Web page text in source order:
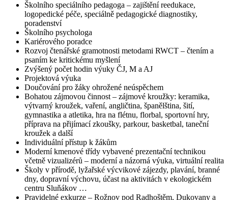
Školního speciálního pedagoga – zajištění reedukace,
logopedické péče, speciálně pedagogické diagnostiky,
poradenství
Školního psychologa
Kariérového poradce
Rozvoj čtenářské gramotnosti metodami RWCT – čtením a
psaním ke kritickému myšlení
Zvýšený počet hodin výuky ČJ, M a AJ
Projektová výuka
Doučování pro žáky ohrožené neúspěchem
Bohatou zájmovou činnost – zájmové kroužky: keramika,
výtvarný kroužek, vaření, angličtina, španělština, šití,
gymnastika a atletika, hra na flétnu, florbal, sportovní hry,
příprava na přijímací zkoušky, parkour, basketbal, taneční
kroužek a další
Individuální přístup k žákům
Moderní kmenové třídy vybavené prezentační technikou
včetně vizualizérů – moderní a názorná výuka, virtuální realita
Školy v přírodě, lyžařské výcvikové zájezdy, plavání, branné
dny, dopravní výchovu, účast na aktivitách v ekologickém
centru Sluňákov …
Pravidelné exkurze – Rožnov pod Radhoštěm, Dukovany a